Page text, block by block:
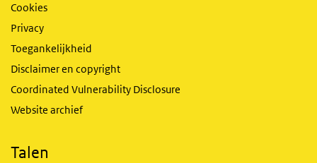
Cookies
Privacy
Toegankelijkheid
Disclaimer en copyright
Coordinated Vulnerability Disclosure
Website archief
Talen